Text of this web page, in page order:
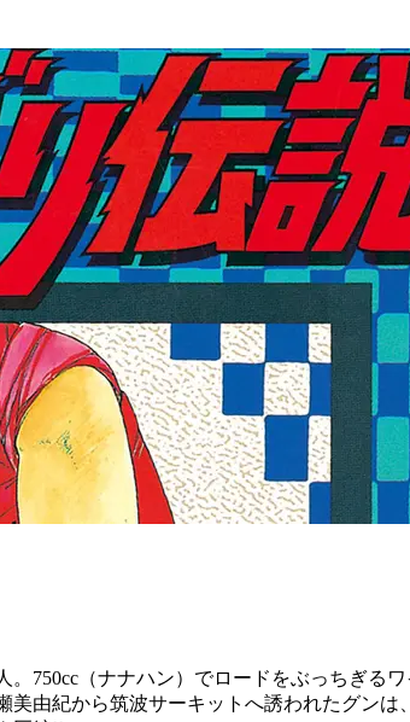
750cc（ナナハン）でロードをぶっちぎ
美由紀から筑波サーキットへ誘われたグン